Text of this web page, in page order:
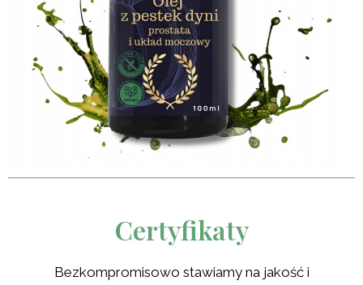
Certyfikaty
Bezkompromisowo stawiamy na jakość i